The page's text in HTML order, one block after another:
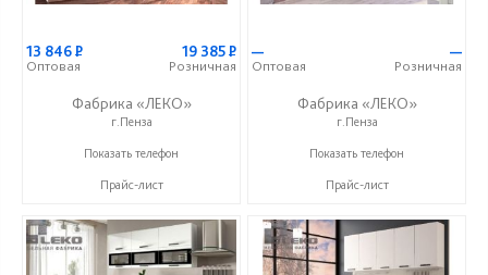
13 846Р
Оптовая
19 385Р
Розничная
Фабрика «ЛЕКО»
г.Пенза
+7 (800) 222-93-90
Показать телефон
Прайс-лист
—
Оптовая
—
Розничная
Фабрика «ЛЕКО»
г.Пенза
+7 (800) 222-93-90
Показать телефон
Прайс-лист